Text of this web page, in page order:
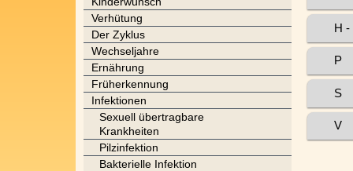
Verhütung
Der Zyklus
Wechseljahre
Ernährung
Früherkennung
Infektionen
Sexuell übertragbare
Krankheiten
Pilzinfektion
Bakterielle Infektion
H -
P
S
V